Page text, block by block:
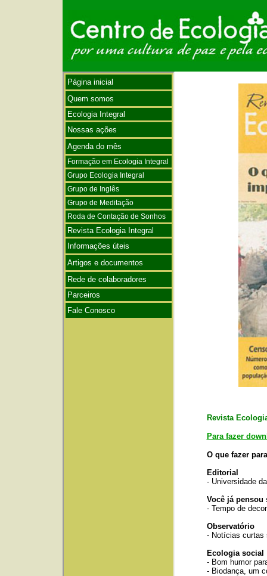
Revista
Para fazer
O que fazer
Editorial
- Universidade
Você já pensou
- Tempo de
Observatório
- Notícias curtas
Ecologia social
- Bom humor
- Biodança, um